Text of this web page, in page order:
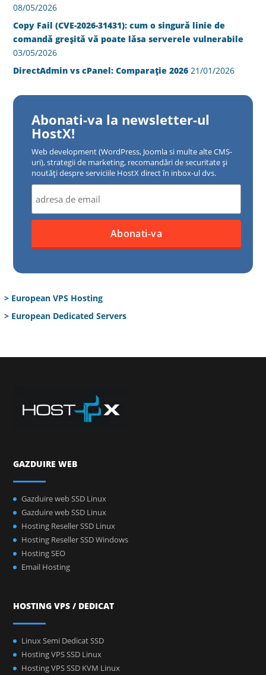
08/05/2026
Copy Fail (CVE-2026-31431): cum o singură linie de
comandă greșită vă poate lăsa serverele vulnerabile
03/05/2026
DirectAdmin vs cPanel: Comparație 2026 21/01/2026
Abonati-va la newsletter-ul
HostX!
Web development (WordPress, Joomla si multe alte CMS-
uri), strategii de marketing, recomandări de securitate și
noutăți despre serviciile HostX direct în inbox-ul dvs.
> European VPS Hosting
> European Dedicated Servers
GAZDUIRE WEB
Gazduire web SSD Linux
Gazduire web SSD Linux
Hosting Reseller SSD Linux
Hosting Reseller SSD Windows
Hosting SEO
Email Hosting
HOSTING VPS / DEDICAT
Linux Semi Dedicat SSD
Hosting VPS SSD Linux
Hosting VPS SSD KVM Linux